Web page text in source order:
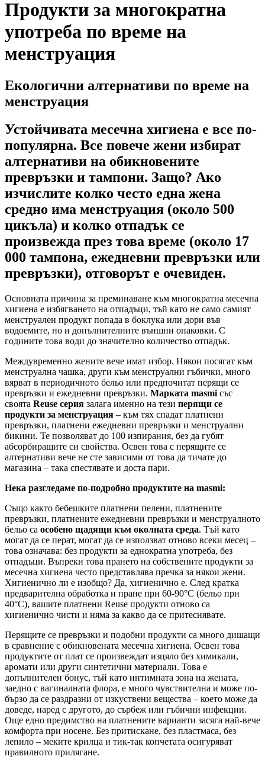
Продукти за многократна
употреба по време на
менструaция
Екологични алтернативи по време на
менструация
Устойчивата месечна хигиена е все по-
популярна. Все повече жени избират
алтернативи на обикновените
превръзки и тампони. Защо? Ако
изчислите колко често една жена
средно има менструация (около 500
цикъла) и колко отпадък се
произвежда през това време (около 17
000 тампона, ежедневни превръзки или
превръзки), отговорът е очевиден.
Основната причина за преминаване към многократна месечна
хигиена е избягването на отпадъци, тъй като не само самият
менструален продукт попада в боклука или дори във
водоемите, но и допълнителните външни опаковки. С
годините това води до значително количество отпадък.
Междувременно жените вече имат избор. Някои посягат към
менструална чашка, други към менструални гъбички, много
вярват в периодичното бельо или предпочитат перящи се
превръзки и ежедневни превръзки. Марката masmi със
своята Reuse серия залага именно на тези перящи се
продукти за менструация – към тях спадат платнени
превръзки, платнени ежедневни превръзки и менструални
бикини. Те позволяват до 100 изпирания, без да губят
абсорбиращите си свойства. Освен това с перящите се
алтернативи вече не сте зависими от това да тичате до
магазина – така спестявате и доста пари.
Нека разгледаме по-подробно продуктите на masmi:
Също както бебешките платнени пелени, платнените
превръзки, платнените ежедневни превръзки и менструалното
бельо са особено щадящи към околната среда. Тъй като
могат да се перат, могат да се използват отново всеки месец –
това означава: без продукти за еднократна употреба, без
отпадъци. Въпреки това прането на собствените продукти за
месечна хигиена често представлява пречка за някои жени.
Хигиенично ли е изобщо? Да, хигиенично е. След кратка
предварителна обработка и пране при 60-90°C (бельо при
40°C), вашите платнени Reuse продукти отново са
хигиенично чисти и няма за какво да се притеснявате.
Перящите се превръзки и подобни продукти са много дишащи
в сравнение с обикновената месечна хигиена. Освен това
продуктите от плат се произвеждат изцяло без химикали,
аромати или други синтетични материали. Това е
допълнителен бонус, тъй като интимната зона на жената,
заедно с вагиналната флора, е много чувствителна и може по-
бързо да се раздразни от изкуствени вещества – което може да
доведе, наред с другото, до сърбеж или гъбични инфекции.
Още едно предимство на платнените варианти засяга най-вече
комфорта при носене. Без притискане, без пластмаса, без
лепило – меките крилца и тик-так копчетата осигуряват
правилното прилягане.